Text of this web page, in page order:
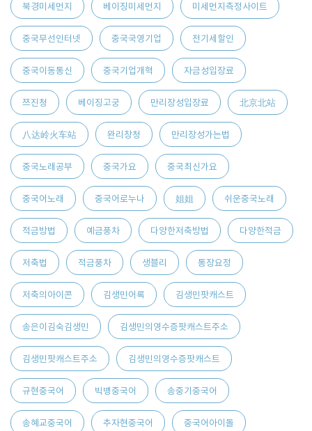
북경미세먼지 베이징미세먼지 미세먼지측정사이트
중국무선인터넷 중국국영기업 전기세할인
중국이동통신 중국기업개혁 자금성입장료
쯔진청 베이징고궁 만리장성입장료 北京北站
八达岭火车站 완리창청 만리장성가는법
중국노래공부 중국가요 중국최신가요
중국어노래 중국어로누나 姐姐 쉬운중국노래
적금방법 예금풍차 다양한저축방법 다양한적금
저축법 적금풍차 생블리 통장요정
저축의아이콘 김생민어록 김생민팟캐스트
송은이김숙김생민 김생민의영수증팟캐스트주소
김생민팟캐스트주소 김생민의영수증팟캐스트
규현중국어 빅뱅중국어 송중기중국어
송혜교중국어 추자현중국어 중국어아이돌